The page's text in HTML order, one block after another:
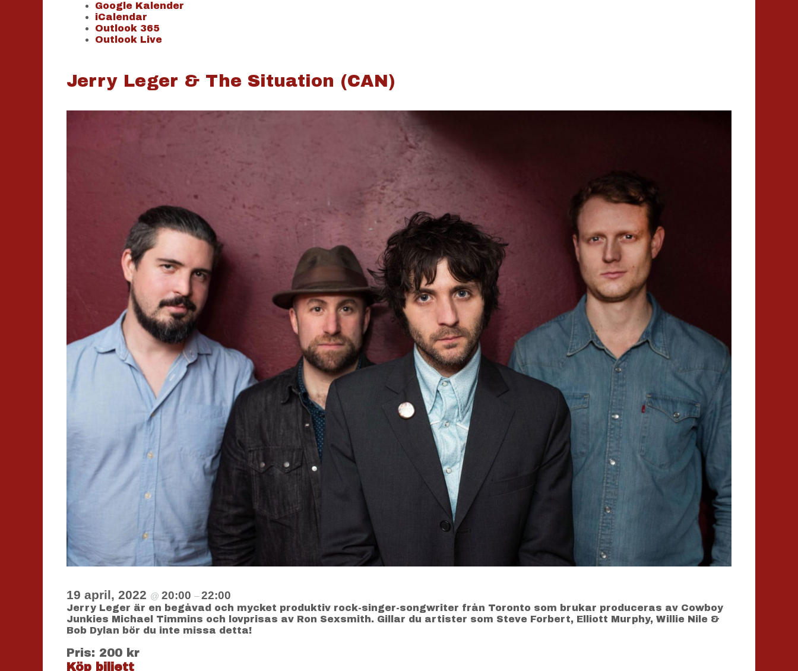
Google Kalender
iCalendar
Outlook 365
Outlook Live
Jerry Leger & The Situation (CAN)
19 april, 2022 @ 20:00 – 22:00
Jerry Leger är en begåvad och mycket produktiv rock-singer-songwriter från Toronto som brukar produceras av Cowboy
Junkies Michael Timmins och lovprisas av Ron Sexsmith. Gillar du artister som Steve Forbert, Elliott Murphy, Willie Nile &
Bob Dylan bör du inte missa detta!
Pris: 200 kr
Köp biljett